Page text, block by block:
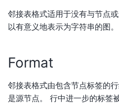
邻接表格式适用于没有与节点
以有意义地表示为字符串的图。
Format
邻接表格式由包含节点标签的
是源节点。 行中进一步的标签